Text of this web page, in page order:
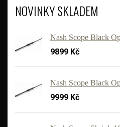
NOVINKY SKLADEM
Nash Scope Black
9899 Kč
Nash Scope Black
9999 Kč